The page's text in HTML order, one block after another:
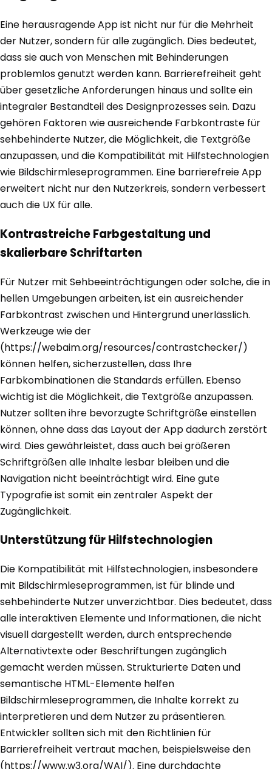
Eine herausragende App ist nicht nur für die Mehrheit
der Nutzer, sondern für alle zugänglich. Dies bedeutet,
dass sie auch von Menschen mit Behinderungen
problemlos genutzt werden kann. Barrierefreiheit geht
über gesetzliche Anforderungen hinaus und sollte ein
integraler Bestandteil des Designprozesses sein. Dazu
gehören Faktoren wie ausreichende Farbkontraste für
sehbehinderte Nutzer, die Möglichkeit, die Textgröße
anzupassen, und die Kompatibilität mit Hilfstechnologien
wie Bildschirmleseprogrammen. Eine barrierefreie App
erweitert nicht nur den Nutzerkreis, sondern verbessert
auch die UX für alle.
Kontrastreiche Farbgestaltung und
skalierbare Schriftarten
Für Nutzer mit Sehbeeinträchtigungen oder solche, die in
hellen Umgebungen arbeiten, ist ein ausreichender
Farbkontrast zwischen und Hintergrund unerlässlich.
Werkzeuge wie der
(https://webaim.org/resources/contrastchecker/)
können helfen, sicherzustellen, dass Ihre
Farbkombinationen die Standards erfüllen. Ebenso
wichtig ist die Möglichkeit, die Textgröße anzupassen.
Nutzer sollten ihre bevorzugte Schriftgröße einstellen
können, ohne dass das Layout der App dadurch zerstört
wird. Dies gewährleistet, dass auch bei größeren
Schriftgrößen alle Inhalte lesbar bleiben und die
Navigation nicht beeinträchtigt wird. Eine gute
Typografie ist somit ein zentraler Aspekt der
Zugänglichkeit.
Unterstützung für Hilfstechnologien
Die Kompatibilität mit Hilfstechnologien, insbesondere
mit Bildschirmleseprogrammen, ist für blinde und
sehbehinderte Nutzer unverzichtbar. Dies bedeutet, dass
alle interaktiven Elemente und Informationen, die nicht
visuell dargestellt werden, durch entsprechende
Alternativtexte oder Beschriftungen zugänglich
gemacht werden müssen. Strukturierte Daten und
semantische HTML-Elemente helfen
Bildschirmleseprogrammen, die Inhalte korrekt zu
interpretieren und dem Nutzer zu präsentieren.
Entwickler sollten sich mit den Richtlinien für
Barrierefreiheit vertraut machen, beispielsweise den
(https://www.w3.org/WAI/). Eine durchdachte